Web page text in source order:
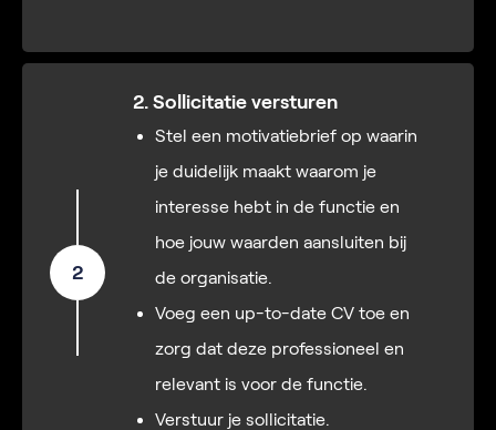
2
2. Sollicitatie versturen
Stel een motivatiebrief op waarin
je duidelijk maakt waarom je
interesse hebt in de functie en
hoe jouw waarden aansluiten bij
de organisatie.
Voeg een up-to-date CV toe en
zorg dat deze professioneel en
relevant is voor de functie.
Verstuur je sollicitatie.